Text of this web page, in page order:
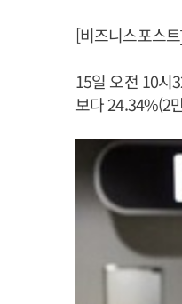
[비즈니스포스
15일 오전 10시
보다 24.34%(2